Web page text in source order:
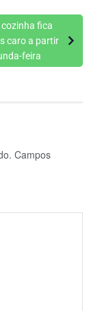
cozinha fica
caro a partir
feira
Campos